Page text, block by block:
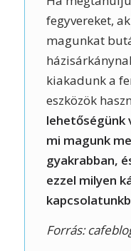
fegyvereket,
magunkat
kiakadunk a
eszközök
lehetőségünk
mi magunk
gyakrabban,
ezzel milyen
Forrás: